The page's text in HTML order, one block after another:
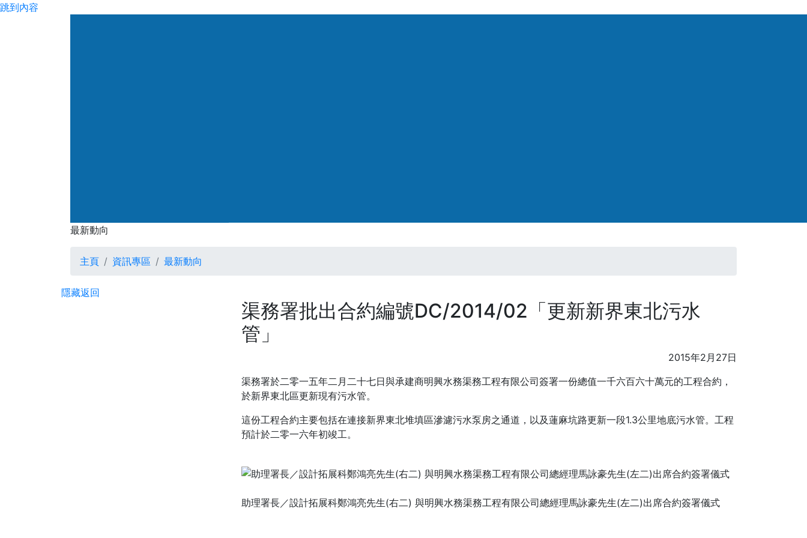
跳到內容
最新動向
最新動向
主頁 資訊專區 最新動向
隱藏返回
渠務署批出合約編號DC/2014/02「更新新界東北污水
管」
2015年2月27日
渠務署於二零一五年二月二十七日與承建商明興水務渠務工程有限公司簽署一份總值一千六百六十萬元的工程合約，
於新界東北區更新現有污水管。
這份工程合約主要包括在連接新界東北堆填區滲濾污水泵房之通道，以及蓮麻坑路更新一段1.3公里地底污水管。工程
預計於二零一六年初竣工。
助理署長／設計拓展科鄭鴻亮先生(右二) 與明興水務渠務工程有限公司總經理馬詠豪先生(左二)出席合約簽署儀式